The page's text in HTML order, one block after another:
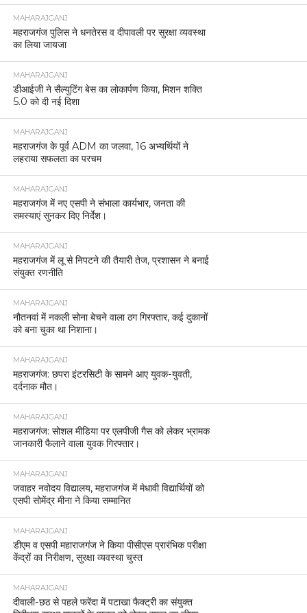
MAHARAJGANJ
महराजगंज पुलिस ने धनतेरस व दीपावली पर सुरक्षा व्यवस्था
का लिया जायजा
MAHARAJGANJ
डीआईजी ने सैल्युटिंग बेस का लोकार्पण किया, मिशन शक्ति
5.0 को दी नई दिशा
MAHARAJGANJ
महराजगंज के पूर्व ADM का जलवा, 16 अभ्यर्थियों ने
लहराया सफलता का परचम
MAHARAJGANJ
महराजगंज में नए एसपी ने संभाला कार्यभार, जनता की
समस्याएं सुनकर दिए निर्देश।
MAHARAJGANJ
महराजगंज में लू से निपटने की तैयारी तेज, प्रशासन ने बनाई
संयुक्त रणनीति
MAHARAJGANJ
नौतनवां में नकली सोना बेचने वाला ठग गिरफ्तार, कई दुकानों
को बना चुका था निशाना।
MAHARAJGANJ
महराजगंज: छपरा इंटरसिटी के सामने आए युवक-युवती,
दर्दनाक मौत।
MAHARAJGANJ
महराजगंज: सोशल मीडिया पर एलपीजी गैस को लेकर भ्रामक
जानकारी फैलाने वाला युवक गिरफ्तार।
MAHARAJGANJ
जवाहर नवोदय विद्यालय, महराजगंज में मेधावी विद्यार्थियों को
एसपी सोमेंद्र मीना ने किया सम्मानित
MAHARAJGANJ
डीएम व एसपी महाराजगंज ने किया पीसीएस प्रारंभिक परीक्षा
केंद्रों का निरीक्षण, सुरक्षा व्यवस्था चुस्त
MAHARAJGANJ
दीवाली-छठ से पहले फरेंदा में पटाखा फैक्ट्री का संयुक्त